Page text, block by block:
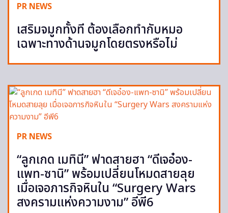
PR NEWS
เสริมจมูกทั้งที ต้องเลือกทำกับหมอ
เฉพาะทางด้านจมูกโดยตรงหรือไม่
PR NEWS
“ลูกเกด เมทินี” ฟาดสายฮา “ดีเจอ๋อง-
แพท-ซานิ” พร้อมเปลี่ยนโหมดสายลุย
เมื่อเจอภารกิจหินใน “Surgery Wars
สงครามแห่งความงาม” อีพี6